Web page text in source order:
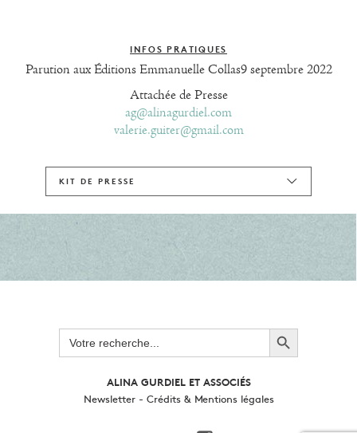
INFOS PRATIQUES
Parution aux Éditions Emmanuelle Collas9 septembre 2022
Attachée de Presse
ag@alinagurdiel.com
valerie.guiter@gmail.com
KIT DE PRESSE
Search
for:
Search Button
ALINA GURDIEL ET ASSOCIÉS
Newsletter- Crédits & Mentions légales